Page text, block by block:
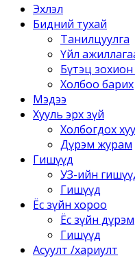
Эхлэл
Бидний тухай
Танилцуулга
Үйл
Бүтэц зохион
Холбоо барих
Мэдээ
Хууль эрх зүй
Холбогдох
Дүрэм журам
Гишүүд
УЗ-ийн
Гишүүд
Ёс зүйн хороо
Ёс зүйн дүрэм
Гишүүд
Асуулт /хариулт